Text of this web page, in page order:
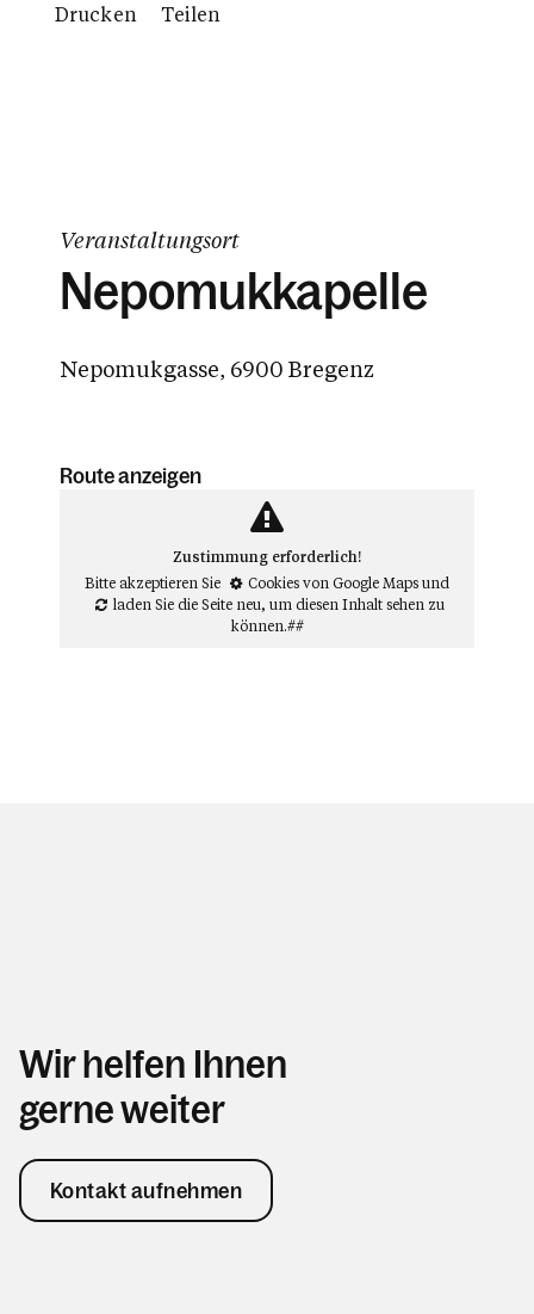
Drucken Teilen
Veranstaltungsort
Nepomukkapelle
Nepomukgasse, 6900 Bregenz
Route anzeigen
Zustimmung erforderlich!
Bitte akzeptieren Sie
Cookies von Google Mapsund
laden Sie die Seite neu, um diesen Inhalt sehen zu
können.##
Wir helfen Ihnen
gerne weiter
Kontakt aufnehmen